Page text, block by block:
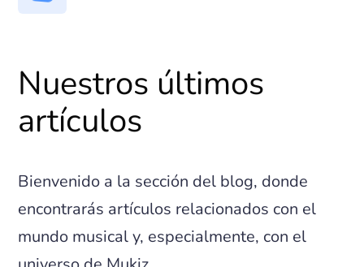
Nuestros últimos
artículos
Bienvenido a la sección del blog, donde
encontrarás artículos relacionados con el
mundo musical y, especialmente, con el